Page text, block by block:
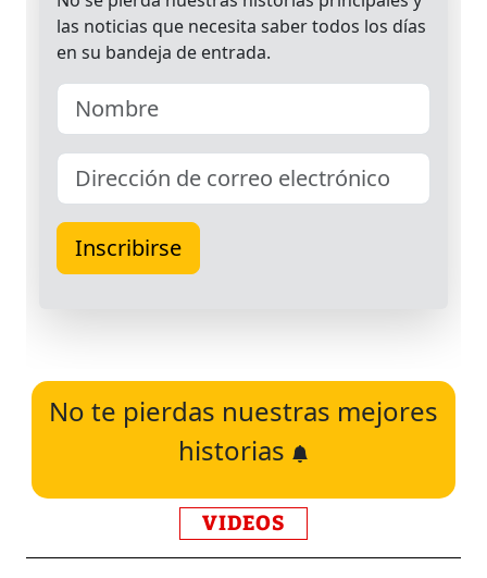
No te pierdas nuestras mejores
historias
VIDEOS